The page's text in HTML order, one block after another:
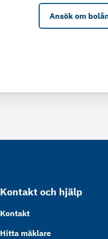
Ansök om
Kontakt och hjälp
Kontakt
Hitta mäklare